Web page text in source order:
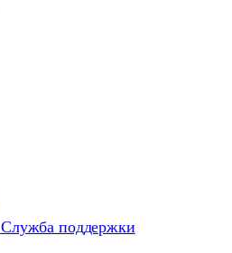
Служба поддержки